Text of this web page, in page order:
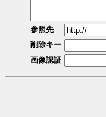
参照先
削除キー
画像認証